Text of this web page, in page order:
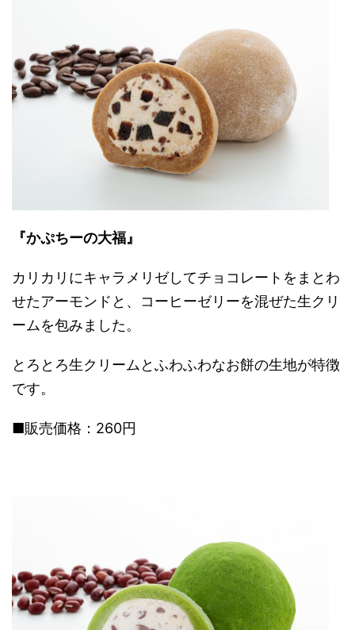
『かぷちーの大福』
カリカリにキャラメリゼしてチョコレートをまとわ
せたアーモンドと、コーヒーゼリーを混ぜた生クリ
ームを包みました。
とろとろ生クリームとふわふわなお餅の生地が特徴
です。
■販売価格：260円